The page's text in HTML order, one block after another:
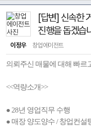
[답변] 신속한
진행을 돕겠습
이정우 창업에이전트
의뢰주신 매물에 대해 빠르
<<역량소개>>
● 28년 영업직무 수행
● 매장 양도양수 / 창업컨설